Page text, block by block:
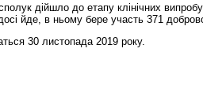
дійшло до етапу клінічних
йде, в ньому бере участь 371
30 листопада 2019 року.